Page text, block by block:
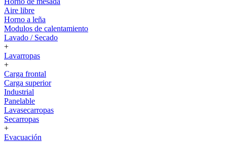
Aire libre
Horno a leña
Modulos de calentamiento
Lavado / Secado
+
Lavarropas
+
Carga frontal
Carga superior
Industrial
Panelable
Lavasecarropas
Secarropas
+
Evacuación